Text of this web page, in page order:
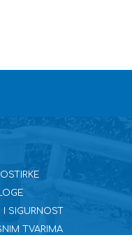
I SIGURNOST
TVARIMA